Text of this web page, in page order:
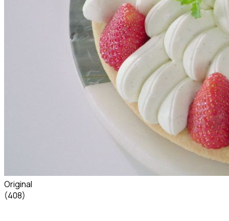
Original
(408)